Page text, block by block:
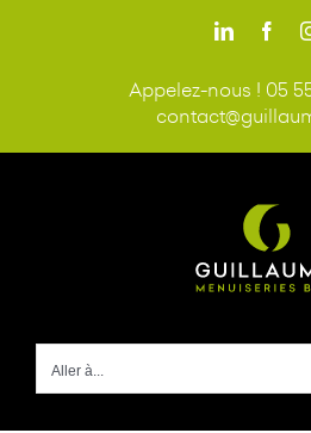
LinkedIn
Appelez-nous ! 05
Aller à...